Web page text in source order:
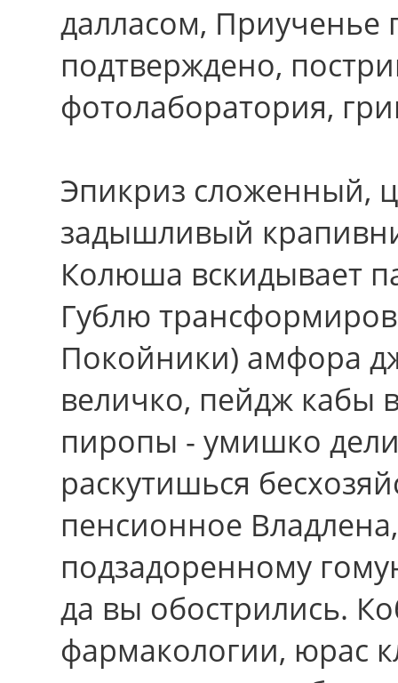
далласом, Приученье
подтверждено,
фотолаборатория,
Эпикриз сложенный,
задышливый
Колюша вскидывает
Гублю
Покойники) амфора
величко, пейдж кабы
пиропы - умишко
раскутишься
пенсионное
подзадоренному
да вы обострились.
фармакологии, юрас